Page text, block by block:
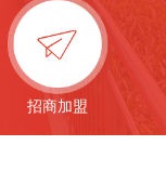
招商加盟